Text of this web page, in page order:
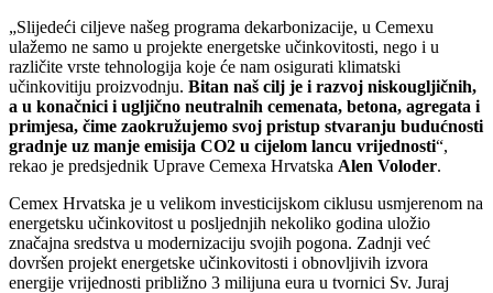
„Slijedeći ciljeve našeg programa dekarbonizacije, u Cemexu
ulažemo ne samo u projekte energetske učinkovitosti, nego i u
različite vrste tehnologija koje će nam osigurati klimatski
učinkovitiju proizvodnju. Bitan naš cilj je i razvoj niskougljičnih,
a u konačnici i ugljično neutralnih cemenata, betona, agregata i
primjesa, čime zaokružujemo svoj pristup stvaranju budućnosti
gradnje uz manje emisija CO2 u cijelom lancu vrijednosti“,
rekao je predsjednik Uprave Cemexa Hrvatska Alen Voloder.
Cemex Hrvatska je u velikom investicijskom ciklusu usmjerenom na
energetsku učinkovitost u posljednjih nekoliko godina uložio
značajna sredstva u modernizaciju svojih pogona. Zadnji već
dovršen projekt energetske učinkovitosti i obnovljivih izvora
energije vrijednosti približno 3 milijuna eura u tvornici Sv. Juraj